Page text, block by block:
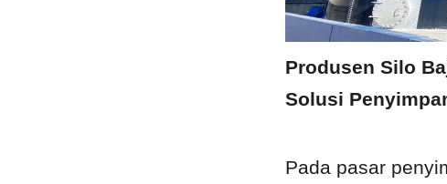
Produsen Silo
Solusi
Pada pasar